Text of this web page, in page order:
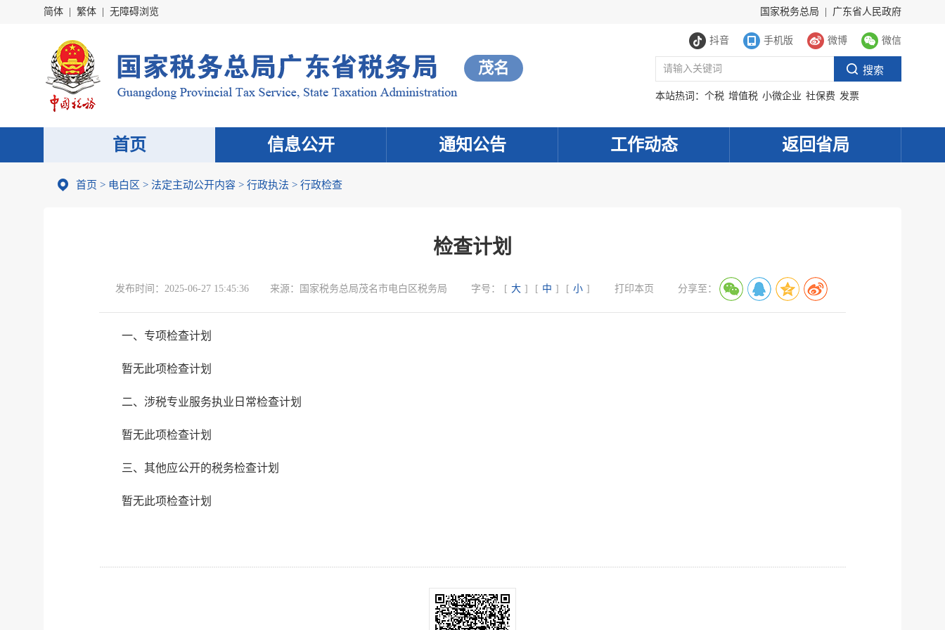
简体 繁体 无障碍浏览 国家税务总局 广东省人民政府
抖音 手机版 微博 微信
茂名
本站热词： 个税 增值税 小微企业 社保费 发票
首页 信息公开 通知公告 工作动态 返回省局
首页 > 电白区 > 法定主动公开内容 > 行政执法 > 行政检查
检查计划
发布时间： 2025-06-27 15:45:36 来源： 国家税务总局茂名市电白区税务局 字号： [ 大 ] [ 中 ] [ 小 ] 打印本页 分享至：
一、专项检查计划
暂无此项检查计划
二、涉税专业服务执业日常检查计划
暂无此项检查计划
三、其他应公开的税务检查计划
暂无此项检查计划